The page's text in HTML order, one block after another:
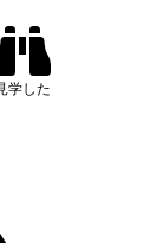
学した